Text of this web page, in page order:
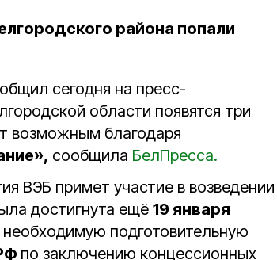
района попали
сегодня на пресс-
области появятся три
возможным благодаря
сообщила БелПресса.
ВЭБ примет участие в возведении
достигнута ещё 19 января
подготовительную
по заключению концессионных